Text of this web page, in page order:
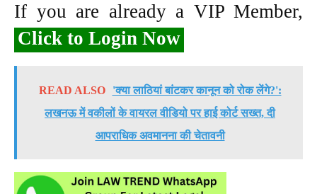
If you are already a VIP Member,
Click to Login Now
READ ALSO
'क्या लाठियां बांटकर कानून को रोक लेंगे?':
लखनऊ में वकीलों के वायरल वीडियो पर हाई कोर्ट सख्त, दी
आपराधिक अवमानना की चेतावनी